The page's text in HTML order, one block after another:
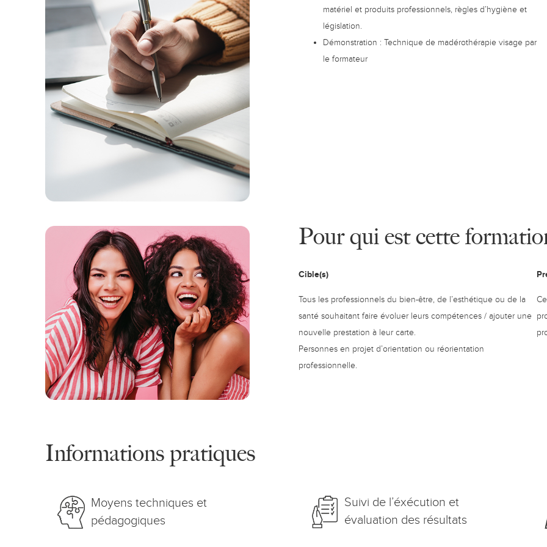
matériel et produits professionnels, règles d’hygiène et
législation.
Démonstration : Technique de madérothérapie visage par
le formateur
Pour qui est cette
Cible(s)
Tous les professionnels du bien-être, de l’esthétique ou de la
santé souhaitant faire évoluer leurs compétences / ajouter une
nouvelle prestation à leur carte.
Personnes en projet d’orientation ou réorientation
professionnelle.
Informations pratiques
Moyens techniques et
pédagogiques
Suivi de l’éxécution et
évaluation des résultats